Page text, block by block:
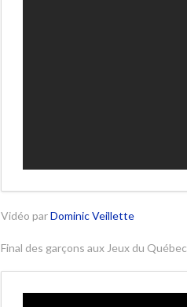
Vidéo parDominic Veillette
Final des garçons aux Jeux du Québec